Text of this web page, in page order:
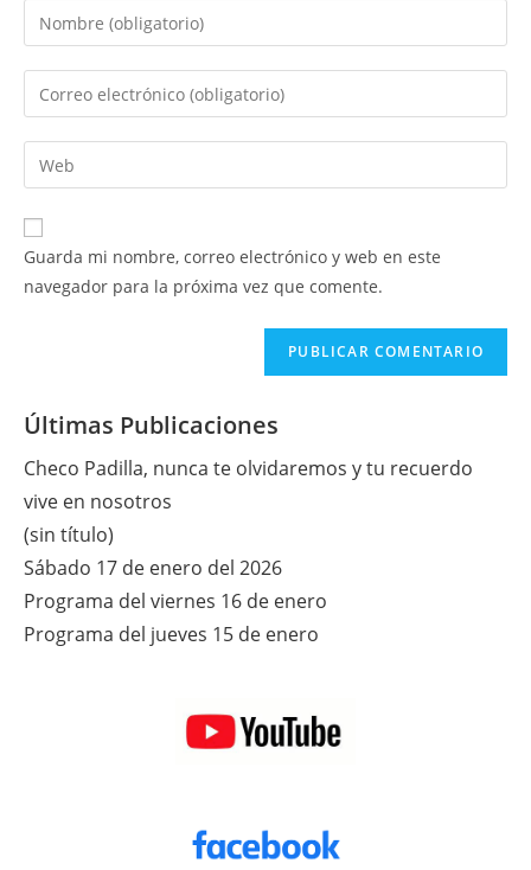
Introduce
tu
nombre
de
usuario
para
comentar
Introduce
tu
dirección
de
electrónico
para
comentar
Introduce
la
URL
de
Guarda mi nombre, correo electrónico y web en este
navegador para la próxima vez que comente.
Últimas Publicaciones
Checo Padilla, nunca te olvidaremos y tu recuerdo
vive en nosotros
(sin título)
Sábado 17 de enero del 2026
Programa del viernes 16 de enero
Programa del jueves 15 de enero